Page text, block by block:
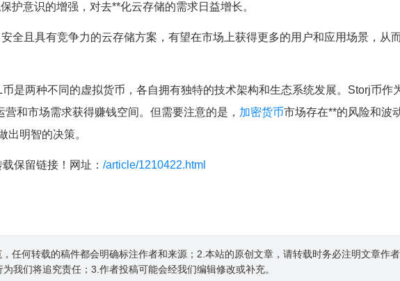
护意识的增强，对去**化云存储的需求日益增长。
全且具有竞争力的云存储方案，有望在市场上获得更多的用户和应用场景，从
是两种不同的虚拟货币，各自拥有独特的技术架构和生态系统发展。Storj币作
和市场需求获得赚钱空间。但需要注意的是， 加密货币市场存在**的风险和波
出明智的决策。
保留链接！网址： /article/1210422.html
任何转载的稿件都会明确标注作者和来源；2.本站的原创文章，请转载时务必注明文章作
我们将追究责任；3.作者投稿可能会经我们编辑修改或补充。